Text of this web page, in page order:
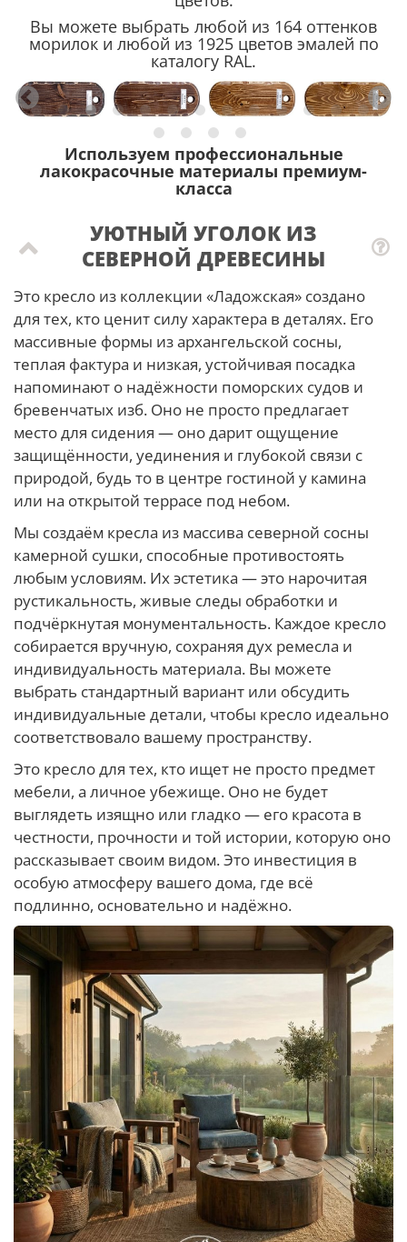
Вы можете выбрать любой из 164 оттенков
морилок и любой из 1925 цветов эмалей по
каталогу RAL.
Используем профессиональные
лакокрасочные материалы премиум-
класса
УЮТНЫЙ УГОЛОК ИЗ
СЕВЕРНОЙ ДРЕВЕСИНЫ
Это кресло из коллекции «Ладожская» создано
для тех, кто ценит силу характера в деталях. Его
массивные формы из архангельской сосны,
теплая фактура и низкая, устойчивая посадка
напоминают о надёжности поморских судов и
бревенчатых изб. Оно не просто предлагает
место для сидения — оно дарит ощущение
защищённости, уединения и глубокой связи с
природой, будь то в центре гостиной у камина
или на открытой террасе под небом.
Мы создаём кресла из массива северной сосны
камерной сушки, способные противостоять
любым условиям. Их эстетика — это нарочитая
рустикальность, живые следы обработки и
подчёркнутая монументальность. Каждое кресло
собирается вручную, сохраняя дух ремесла и
индивидуальность материала. Вы можете
выбрать стандартный вариант или обсудить
индивидуальные детали, чтобы кресло идеально
соответствовало вашему пространству.
Это кресло для тех, кто ищет не просто предмет
мебели, а личное убежище. Оно не будет
выглядеть изящно или гладко — его красота в
честности, прочности и той истории, которую оно
рассказывает своим видом. Это инвестиция в
особую атмосферу вашего дома, где всё
подлинно, основательно и надёжно.